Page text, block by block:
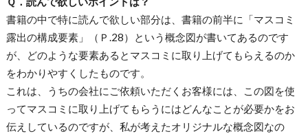
書籍の中で特に読んで欲しい部分は、書籍の前半に「マスコミ
露出の構成要素」（Ｐ.28）という概念図が書いてあるのです
が、どのような要素あるとマスコミに取り上げてもらえるのか
をわかりやすくしたものです。
これは、うちの会社にご依頼いただくお客様には、この図を使
ってマスコミに取り上げてもらうにはどんなことが必要かをお
伝えしているのですが、私が考えたオリジナルな概念図なの